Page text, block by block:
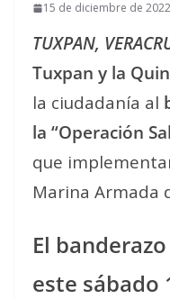
15 de diciembre de 2022
TUXPAN,
Tuxpan y la
la ciudadanía al
la “Operación
que
Marina Armada
El
este sábado